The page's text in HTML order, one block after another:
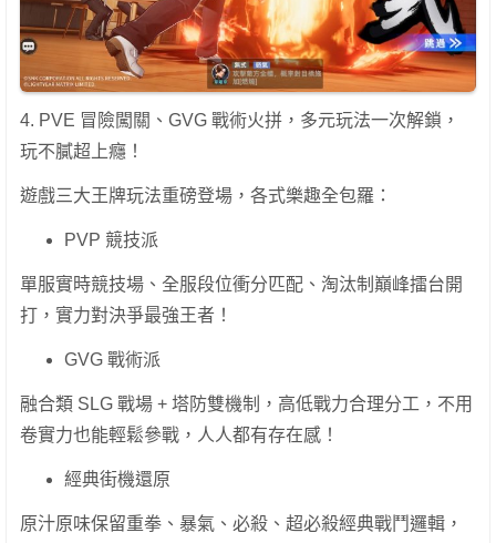
4. PVE 冒險闖關、GVG 戰術火拼，多元玩法一次解鎖，
玩不膩超上癮！
遊戲三大王牌玩法重磅登場，各式樂趣全包羅：
PVP 競技派
單服實時競技場、全服段位衝分匹配、淘汰制巔峰擂台開
打，實力對決爭最強王者！
GVG 戰術派
融合類 SLG 戰場 + 塔防雙機制，高低戰力合理分工，不用
卷實力也能輕鬆參戰，人人都有存在感！
經典街機還原
原汁原味保留重拳、暴氣、必殺、超必殺經典戰鬥邏輯，